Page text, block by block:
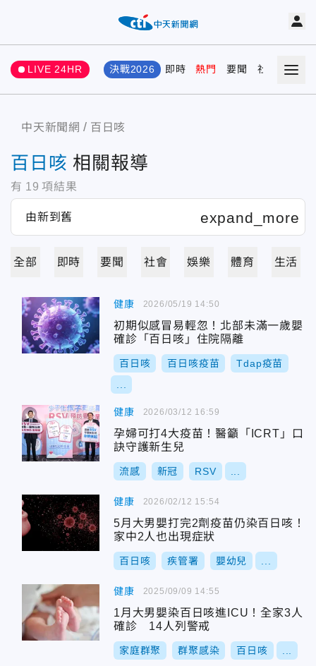
LIVE 24HR 決戰2026 即時 熱門 要聞 社會 娛樂
中天新聞網 百日咳
百日咳 相關報導
有 19 項結果
全部 即時 要聞 社會 娛樂 體育 生活
健康
初期似感冒易輕忽！北部未滿一歲嬰
確診「百日咳」住院隔離
百日咳 百日咳疫苗 Tdap疫苗
2026/05/19 14:50
健康
孕婦可打4大疫苗！醫籲「ICRT」口
訣守護新生兒
流感 新冠 RSV
2026/03/12 16:59
健康
5月大男嬰打完2劑疫苗仍染百日咳！
家中2人也出現症狀
百日咳 疾管署 嬰幼兒
2026/02/12 15:54
健康
1月大男嬰染百日咳進ICU！全家3人
確診 14人列警戒
家庭群聚 群聚感染 百日咳
2025/09/09 14:55